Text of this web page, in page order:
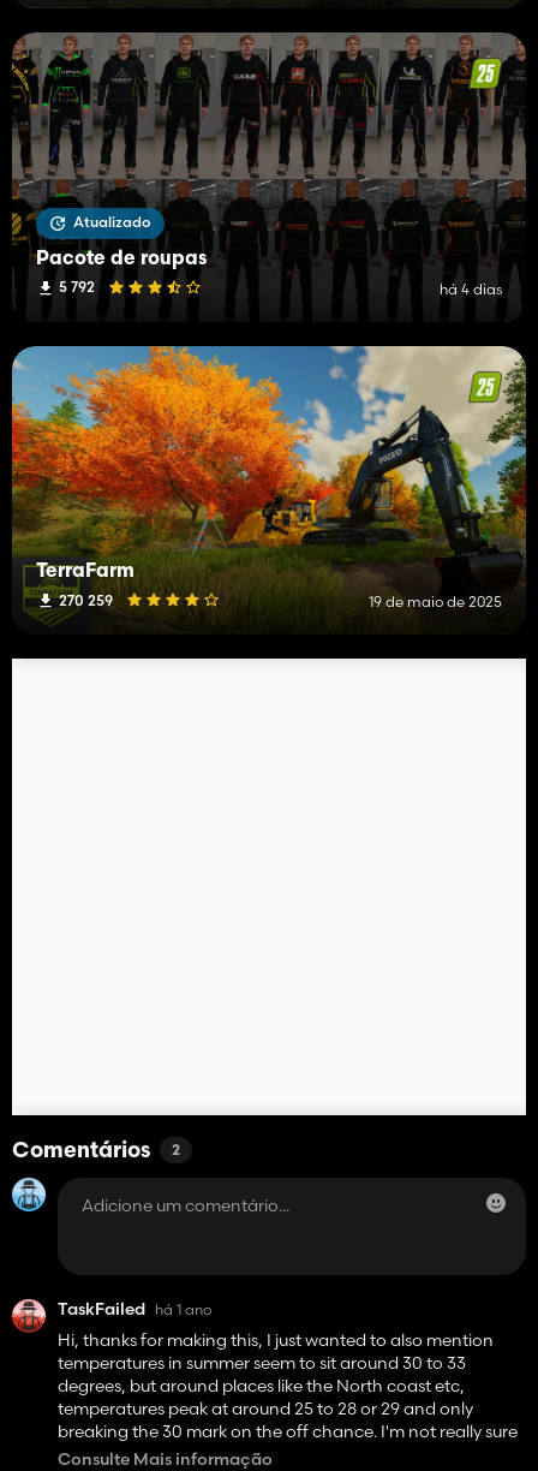
Atualizado
Pacote de roupas
5 792 há 4 dias
TerraFarm
270 259 19 de maio de 2025
Comentários 2
TaskFailed há 1 ano
Hi, thanks for making this, I just wanted to also mention
temperatures in summer seem to sit around 30 to 33
degrees, but around places like the North coast etc,
temperatures peak at around 25 to 28 or 29 and only
breaking the 30 mark on the off chance. I'm not really sure
if I maybe installed the mod wrong, but I just wanted to
Consulte Mais informação